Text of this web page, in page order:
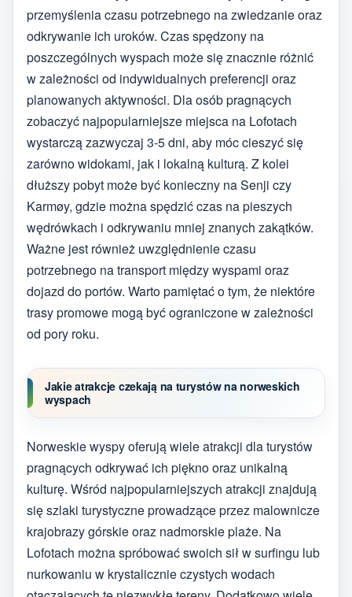
przemyślenia czasu potrzebnego na zwiedzanie oraz
odkrywanie ich uroków. Czas spędzony na
poszczególnych wyspach może się znacznie różnić
w zależności od indywidualnych preferencji oraz
planowanych aktywności. Dla osób pragnących
zobaczyć najpopularniejsze miejsca na Lofotach
wystarczą zazwyczaj 3-5 dni, aby móc cieszyć się
zarówno widokami, jak i lokalną kulturą. Z kolei
dłuższy pobyt może być konieczny na Senji czy
Karmøy, gdzie można spędzić czas na pieszych
wędrówkach i odkrywaniu mniej znanych zakątków.
Ważne jest również uwzględnienie czasu
potrzebnego na transport między wyspami oraz
dojazd do portów. Warto pamiętać o tym, że niektóre
trasy promowe mogą być ograniczone w zależności
od pory roku.
Jakie atrakcje czekają na turystów na norweskich
wyspach
Norweskie wyspy oferują wiele atrakcji dla turystów
pragnących odkrywać ich piękno oraz unikalną
kulturę. Wśród najpopularniejszych atrakcji znajdują
się szlaki turystyczne prowadzące przez malownicze
krajobrazy górskie oraz nadmorskie plaże. Na
Lofotach można spróbować swoich sił w surfingu lub
nurkowaniu w krystalicznie czystych wodach